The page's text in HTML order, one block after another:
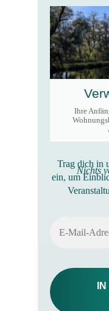
Ihre
Nichts
Trag dich in
ein, um